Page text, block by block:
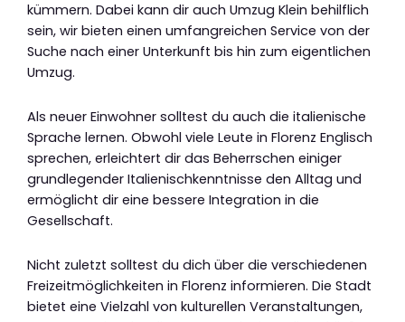
kümmern. Dabei kann dir auch Umzug Klein behilflich
sein, wir bieten einen umfangreichen Service von der
Suche nach einer Unterkunft bis hin zum eigentlichen
Umzug.
Als neuer Einwohner solltest du auch die italienische
Sprache lernen. Obwohl viele Leute in Florenz Englisch
sprechen, erleichtert dir das Beherrschen einiger
grundlegender Italienischkenntnisse den Alltag und
ermöglicht dir eine bessere Integration in die
Gesellschaft.
Nicht zuletzt solltest du dich über die verschiedenen
Freizeitmöglichkeiten in Florenz informieren. Die Stadt
bietet eine Vielzahl von kulturellen Veranstaltungen,